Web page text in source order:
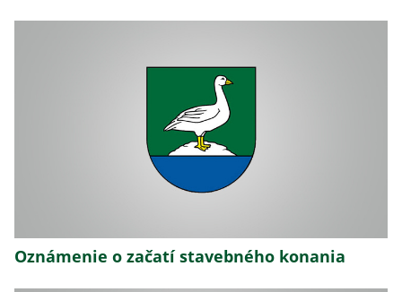
Oznámenie o začatí stavebného konania